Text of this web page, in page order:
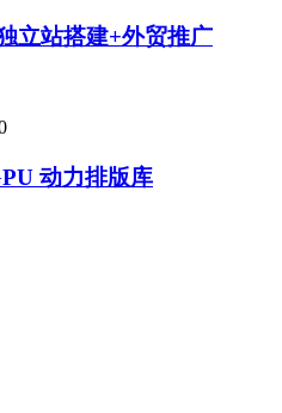
立站搭建+外贸推广
动力排版库